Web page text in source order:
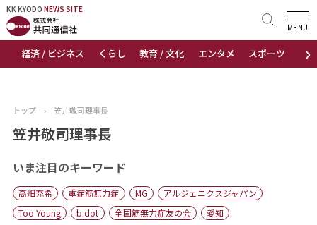
KK KYODO NEWS SITE
›
経済 / ビジネス くらし 教育 / 文化 エンタメ スポーツ 地域
MENU
KK KYODONEWS SITE
トップページ
ニュース
おすすめコンテンツ
出版物
トップ › 笠井敬司理事長
笠井敬司理事長
いま注目のキーワード
高畑充希 重症筋無力症 MG
アルジェニクスジャパン
Too Young
b.dot 全国筋無力症友の会
愛知